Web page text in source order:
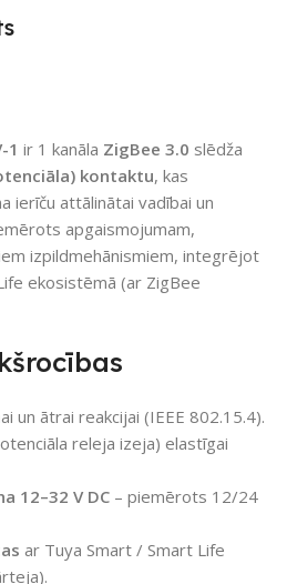
1 ir 1 kanāla ZigBee 3.0 slēdža
kontaktu, kas
ierīču attālinātai vadībai un
apgaismojumam,
izpildmehānismiem, integrējot
ekosistēmā (ar ZigBee
un ātrai reakcijai (IEEE 802.15.4).
releja izeja) elastīgai
12–32 V DC – piemērots 12/24
ar Tuya Smart / Smart Life